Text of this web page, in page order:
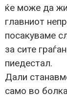
ќе може да
главниот
посакуваме
за сите
пиедестал.
Дали
само во